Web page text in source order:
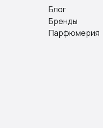
Блог
Бренды
Парфюмерия